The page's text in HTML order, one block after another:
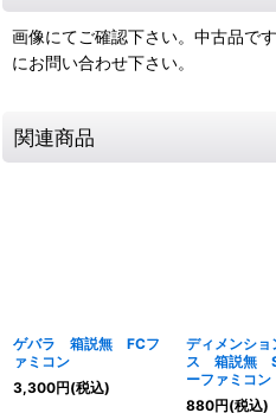
画像にてご確認下さい。中古品で
にお問い合わせ下さい。
関連商品
ゲバラ 箱説無 FCフ
ァミコン
3,300円(税込)
ディメンショ
ス 箱説無
ーファミコン
880円(税込)